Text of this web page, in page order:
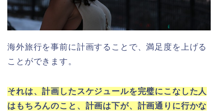
海外旅行を事前に計画することで、満足度を上げる
ことができます。
それは、計画したスケジュールを完璧にこなした人
はもちろんのこと、計画は下が、計画通りに行かな